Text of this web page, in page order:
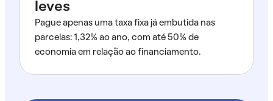
leves
Pague apenas uma taxa fixa já embutida nas
parcelas: 1,32% ao ano, com até 50% de
economia em relação ao financiamento.